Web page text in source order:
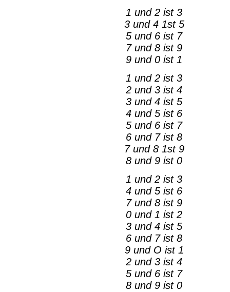
1 und 2 ist 3
3 und 4 1st 5
5 und 6 ist 7
7 und 8 ist 9
9 und 0 ist 1
1 und 2 ist 3
2 und 3 ist 4
3 und 4 ist 5
4 und 5 ist 6
5 und 6 ist 7
6 und 7 ist 8
7 und 8 1st 9
8 und 9 ist 0
1 und 2 ist 3
4 und 5 ist 6
7 und 8 ist 9
0 und 1 ist 2
3 und 4 ist 5
6 und 7 ist 8
9 und O ist 1
2 und 3 ist 4
5 und 6 ist 7
8 und 9 ist 0